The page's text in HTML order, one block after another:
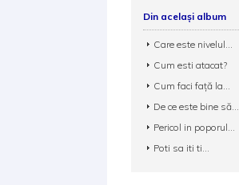
Din același album
Care este nivelul...
Cum esti atacat?
Cum faci față la...
De ce este bine să...
Pericol in poporul...
Poti sa iti ti...